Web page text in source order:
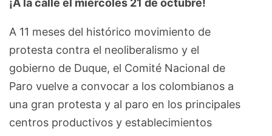
¡A la calle el miércoles 21 de octubre!
A 11 meses del histórico movimiento de
protesta contra el neoliberalismo y el
gobierno de Duque, el Comité Nacional de
Paro vuelve a convocar a los colombianos a
una gran protesta y al paro en los principales
centros productivos y establecimientos